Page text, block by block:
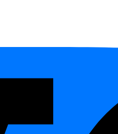
роли, классу или